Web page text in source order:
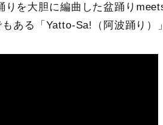
を大胆に編曲した盆踊り
ある「Yatto-Sa!（阿波踊り）